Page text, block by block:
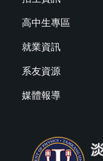
高中生專區
就業資訊
系友資源
媒體報導